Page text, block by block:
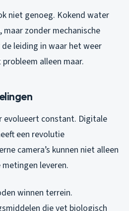
niet genoeg. Kokend water
zonder mechanische
leiding in waar het weer
alleen maar.
evolueert constant. Digitale
een revolutie
camera’s kunnen niet alleen
leveren.
winnen terrein.
die vet biologisch